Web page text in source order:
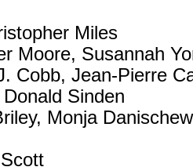
Miles
Moore, Susannah
Cobb, Jean-Pierre
Sinden
Monja